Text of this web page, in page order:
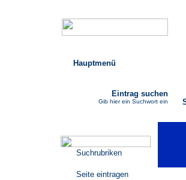
Hauptmenü
Eintrag suchen
Gib hier ein Suchwort ein
Suchrubriken
Seite eintragen